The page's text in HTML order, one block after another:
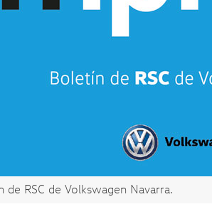
RSC de Volkswagen Navarra.